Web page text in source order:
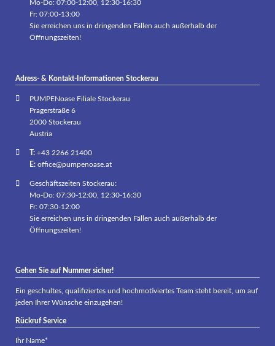
Mo-Do: 07:00-12:00, 12:30-16:30
Fr: 07:00-13:00
Sie erreichen uns in dringenden Fällen auch außerhalb der
Öffnungszeiten!
Adress- & Kontakt-Informationen Stockerau
PUMPENoase Filiale Stockerau
Pragerstraße 6
2000 Stockerau
Austria
T:+43 2266 21400
E: office@pumpenoase.at
Geschäftszeiten Stockerau:
Mo-Do: 07:30-12:00, 12:30-16:30
Fr: 07:30-12:00
Sie erreichen uns in dringenden Fällen auch außerhalb der
Öffnungszeiten!
Gehen Sie auf Nummer sicher!
Ein geschultes, qualifiziertes und hochmotiviertes Team steht bereit, um auf
jeden Ihrer Wünsche einzugehen!
Rückruf Service
Pflichtfeld
Ihr Name*